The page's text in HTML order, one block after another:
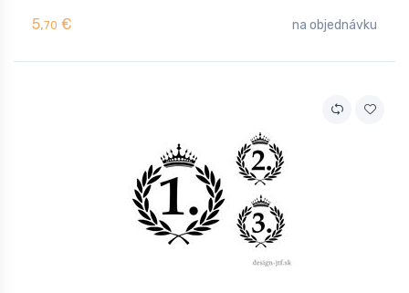
5,70 € na objednávku